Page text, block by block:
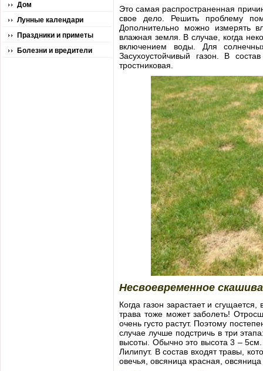
Дом
Лунные календари
Праздники и приметы
Болезни и вредители
Это самая распространенная
свое дело. Решить проблему
Дополнительно можно измерять
влажная земля. В случае, когда
включением воды. Для
Засухоустойчивый газон. В
тростниковая.
Несвоевременное
Когда газон зарастает и
трава тоже может заболеть!
очень густо растут. Поэтому
случае лучше подстричь в три
высоты. Обычно это высота 3 –
Лилипут. В состав входят травы,
овечья, овсяница красная,